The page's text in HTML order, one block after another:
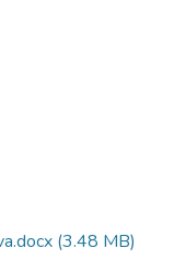
(3.48 MB)